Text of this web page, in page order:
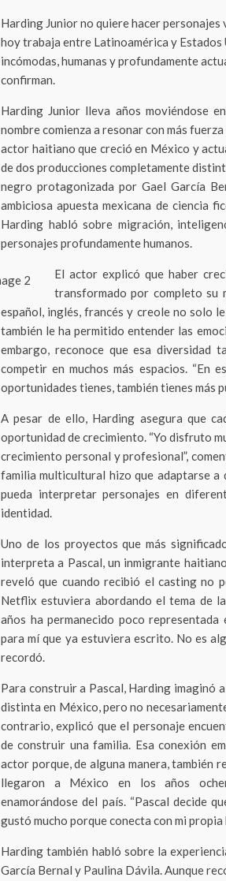
Harding Junior no quiere hacer
hoy trabaja entre Latinoamérica y
incómodas, humanas y profundamente
confirman.
Harding Junior lleva años moviéndose
nombre comienza a resonar con más
actor haitiano que creció en México y
de dos producciones completamente
negro protagonizada por Gael García
ambiciosa apuesta mexicana de ciencia
Harding habló sobre migración,
personajes profundamente humanos.
El actor explicó que haber
transformado por completo su
español, inglés, francés y creole no solo
también le ha permitido entender las
embargo, reconoce que esa diversidad
competir en muchos más espacios. “En
oportunidades tienes, también tienes más
A pesar de ello, Harding asegura que
oportunidad de crecimiento. “Yo disfruto
crecimiento personal y profesional”,
familia multicultural hizo que adaptarse
pueda interpretar personajes en
identidad.
Uno de los proyectos que más
interpreta a Pascal, un inmigrante
reveló que cuando recibió el casting no
Netflix estuviera abordando el tema de
años ha permanecido poco
para mí que ya estuviera escrito. No es
recordó.
Para construir a Pascal, Harding imaginó
distinta en México, pero no
contrario, explicó que el personaje
de construir una familia. Esa conexión
actor porque, de alguna manera, también
llegaron a México en los años
enamorándose del país. “Pascal decide
gustó mucho porque conecta con mi
Harding también habló sobre la
García Bernal y Paulina Dávila. Aunque